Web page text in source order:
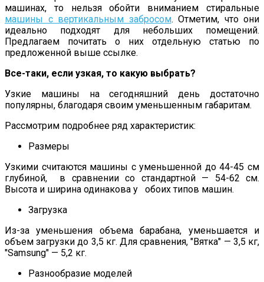
машинах, то нельзя обойти вниманием стиральные
машины с вертикальным забросом. Отметим, что они
идеально подходят для небольших помещений.
Предлагаем почитать о них отдельную статью по
предложенной выше ссылке.
Все-таки, если узкая, то какую выбрать?
Узкие машины на сегодняшний день достаточно
популярны, благодаря своим уменьшенным габаритам.
Рассмотрим подробнее ряд характеристик:
Размеры
Узкими считаются машины с уменьшенной до 44-45 см
глубиной, в сравнении со стандартной — 54-62 см.
Высота и ширина одинакова у обоих типов машин.
Загрузка
Из-за уменьшения объема барабана, уменьшается и
объем загрузки до 3,5 кг. Для сравнения, "Вятка" — 3,5 кг,
"Samsung" — 5,2 кг.
Разнообразие моделей